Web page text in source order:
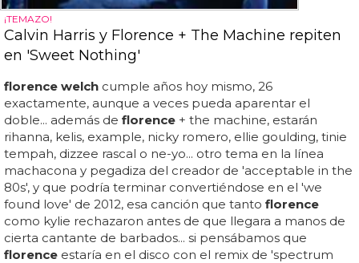
¡TEMAZO!
Calvin Harris y Florence + The Machine repiten
en 'Sweet Nothing'
florence welch cumple años hoy mismo, 26
exactamente, aunque a veces pueda aparentar el
doble... además de florence + the machine, estarán
rihanna, kelis, example, nicky romero, ellie goulding, tinie
tempah, dizzee rascal o ne-yo... otro tema en la línea
machacona y pegadiza del creador de 'acceptable in the
80s', y que podría terminar convertiéndose en el 'we
found love' de 2012, esa canción que tanto florence
como kylie rechazaron antes de que llegara a manos de
cierta cantante de barbados... si pensábamos que
florence estaría en el disco con el remix de 'spectrum